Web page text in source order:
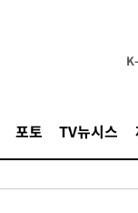
포토 TV뉴시스